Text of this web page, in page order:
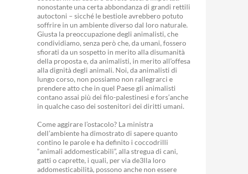
nonostante una certa abbondanza di grandi rettili
autoctoni – sicché le bestiole avrebbero potuto
soffrire in un ambiente diverso dal loro naturale.
Giusta la preoccupazione degli animalisti, che
condividiamo, senza però che, da umani, fossero
sfiorati da un sospetto in merito alla disumanità
della proposta e, da animalisti, in merito all’offesa
alla dignità degli animali. Noi, da animalisti di
lungo corso, non possiamo non rallegrarci e
prendere atto che in quel Paese gli animalisti
contano assai più dei filo-palestinesi e fors’anche
in qualche caso dei sostenitori dei diritti umani.
Come aggirare l’ostacolo? La ministra
dell’ambiente ha dimostrato di sapere quanto
contino le parole e ha definito i coccodrilli
“animali addomesticabili”, alla stregua di cani,
gatti o caprette, i quali, per via de3lla loro
addomesticabilità, possono anche non essere